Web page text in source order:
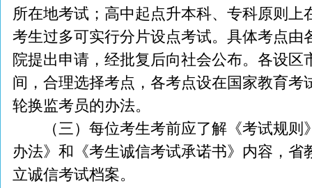
所在地考试；高中起点升本科、专科原则上
考生过多可实行分片设点考试。具体考点由
院提出申请，经批复后向社会公布。各设区
间，合理选择考点，各考点设在国家教育考
轮换监考员的办法。
（三）每位考生考前应了解《考试规则
办法》和《考生诚信考试承诺书》内容，省
立诚信考试档案。